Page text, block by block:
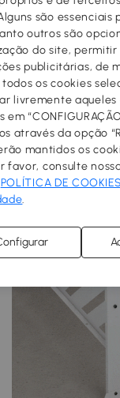
Outsunny Almofada
banho de sol
espreguiçadeira 190
UPF20+, colchão
seis fixações, cinza
54,99€
Novidades
são essenciais
outros são
do site, permitir
publicitárias, de
os cookies
livremente aqueles
através da opção
mantidos os
favor, consulte
POLÍTICA DE COOKIES
.